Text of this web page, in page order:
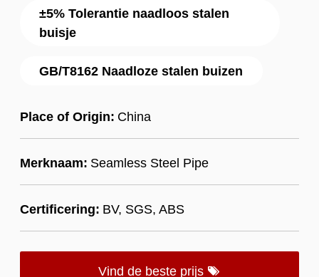
±5% Tolerantie naadloos stalen
buisje
GB/T8162 Naadloze stalen buizen
Place of Origin: China
Merknaam: Seamless Steel Pipe
Certificering: BV, SGS, ABS
Vind de beste prijs